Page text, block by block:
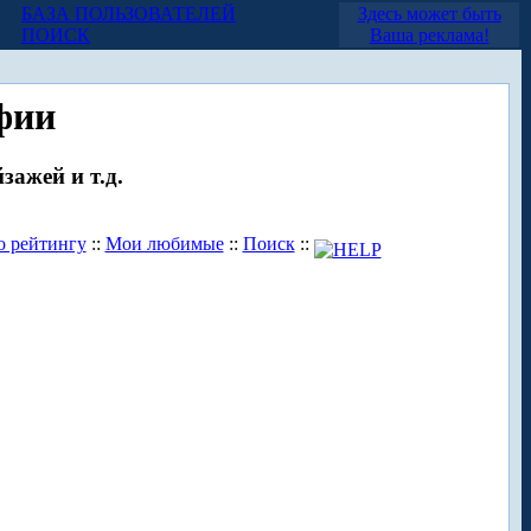
БАЗА ПОЛЬЗОВАТЕЛЕЙ
ПОИСК
Здесь может быть
Ваша реклама!
и т.д.
рейтингу:: Мои любимые:: Поиск::